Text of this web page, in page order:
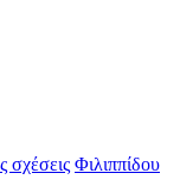
σχέσεις Φιλιππίδου